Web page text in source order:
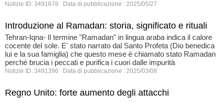
Notizie ID: 3491678 Data di pubblicazione : 2025/05/27
Introduzione al Ramadan: storia, significato e rituali
Tehran-Iqna- Il termine "Ramadan" in lingua araba indica il calore
cocente del sole. E' stato narrato dal Santo Profeta (Dio benedica
lui e la sua famiglia) che questo mese è chiamato stato Ramadan
perché brucia i peccati e purifica i cuori dalle impurità
Notizie ID: 3491396 Data di pubblicazione : 2025/03/08
Regno Unito: forte aumento degli attacchi